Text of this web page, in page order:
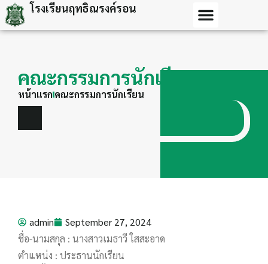
โรงเรียนฤทธิณรงค์รอน
คณะกรรมการนักเรียน
หน้าแรก คณะกรรมการนักเรียน
admin
September 27, 2024
ชื่อ-นามสกุล : นางสาวเมธาวี ใสสะอาด
ตำแหน่ง : ประธานนักเรียน